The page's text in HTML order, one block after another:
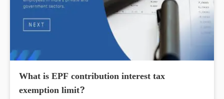
What is EPF contribution interest tax
exemption limit?